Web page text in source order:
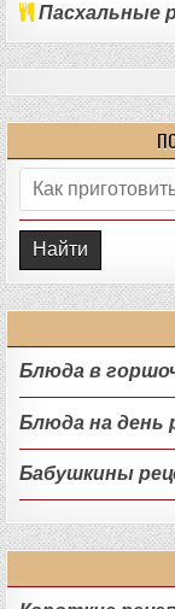
Пасхальные
Поиск:
Блюда в
Блюда на день
Бабушкины